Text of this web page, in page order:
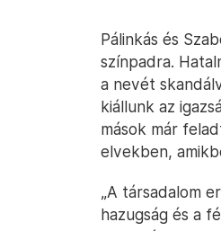
Pálinkás és
színpadra.
a nevét
kiállunk az
mások már
elvekben,
„A társadalom
hazugság és a